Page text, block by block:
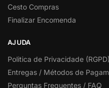
Cesto Compras
Finalizar Encomenda
AJUDA
Politica de Privacidade (RGPD)
Entregas / Métodos de
Perguntas Frequentes / FAQ